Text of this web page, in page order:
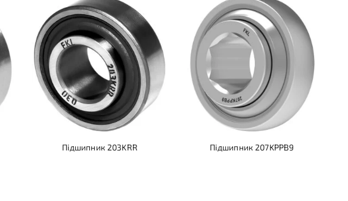
Підшипник 203KRR Підшипник 207KPPB9